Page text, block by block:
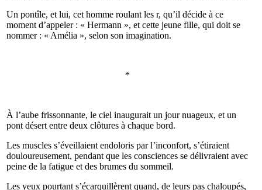
Un pontîle, et lui, cet homme roulant les r, qu’il décide à ce
moment d’appeler : « Hermann », et cette jeune fille, qui doit se
nommer : « Amélia », selon son imagination.
*
À l’aube frissonnante, le ciel inaugurait un jour nuageux, et un
pont désert entre deux clôtures à chaque bord.
Les muscles s’éveillaient endoloris par l’inconfort, s’étiraient
douloureusement, pendant que les consciences se délivraient avec
peine de la fatigue et des brumes du sommeil.
Les yeux pourtant s’écarquillèrent quand, de leurs pas chaloupés,